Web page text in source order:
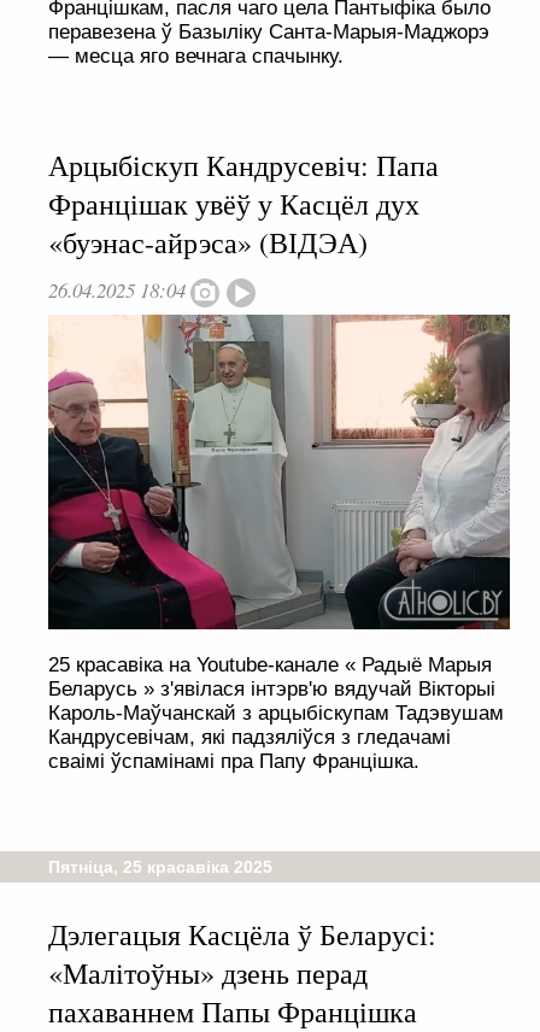
Францішкам, пасля чаго цела Пантыфіка было
перавезена ў Базыліку Санта-Марыя-Маджорэ
— месца яго вечнага спачынку.
Арцыбіскуп Кандрусевіч: Папа
Францішак увёў у Касцёл дух
«буэнас-айрэса» (ВІДЭА)
26.04.2025 18:04
25 красавіка на Youtube-канале « Радыё Марыя
Беларусь » з'явілася інтэрв'ю вядучай Вікторыі
Кароль-Маўчанскай з арцыбіскупам Тадэвушам
Кандрусевічам, які падзяліўся з гледачамі
сваімі ўспамінамі пра Папу Францішка.
Пятніца, 25 красавіка 2025
Дэлегацыя Касцёла ў Беларусі:
«Малітоўны» дзень перад
пахаваннем Папы Францішка